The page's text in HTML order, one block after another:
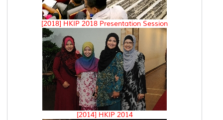
[2018] HKIP 2018 Presentation Session
[2014] HKIP 2014